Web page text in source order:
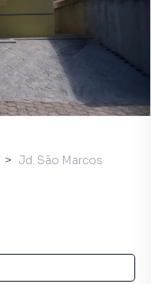
Jd. São Marcos